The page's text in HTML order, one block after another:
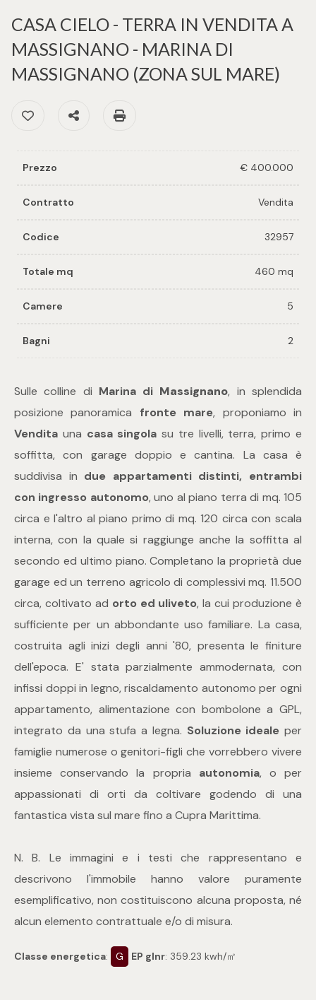
CASA CIELO - TERRA IN VENDITA A
MASSIGNANO - MARINA DI
MASSIGNANO (ZONA SUL MARE)
Preferiti: Cod. 32957
Condividi
Prezzo € 400.000
Contratto Vendita
Codice 32957
Totale mq 460 mq
Camere 5
Bagni 2
Sulle colline di Marina di Massignano, in splendida
posizione panoramica fronte mare, proponiamo in
Vendita una casa singola su tre livelli, terra, primo e
soffitta, con garage doppio e cantina. La casa è
suddivisa in due appartamenti distinti, entrambi
con ingresso autonomo, uno al piano terra di mq. 105
circa e l'altro al piano primo di mq. 120 circa con scala
interna, con la quale si raggiunge anche la soffitta al
secondo ed ultimo piano. Completano la proprietà due
garage ed un terreno agricolo di complessivi mq. 11.500
circa, coltivato ad orto ed uliveto, la cui produzione è
sufficiente per un abbondante uso familiare. La casa,
costruita agli inizi degli anni '80, presenta le finiture
dell'epoca. E' stata parzialmente ammodernata, con
infissi doppi in legno, riscaldamento autonomo per ogni
appartamento, alimentazione con bombolone a GPL,
integrato da una stufa a legna. Soluzione ideale per
famiglie numerose o genitori-figli che vorrebbero vivere
insieme conservando la propria autonomia, o per
appassionati di orti da coltivare godendo di una
fantastica vista sul mare fino a Cupra Marittima.
N. B. Le immagini e i testi che rappresentano e
descrivono l'immobile hanno valore puramente
esemplificativo, non costituiscono alcuna proposta, né
alcun elemento contrattuale e/o di misura.
Classe energetica: G EP glnr: 359.23 kwh/㎡
Richiedi
un
Provincia
Comune
Tipologia
multiscelta
Qualsiasi
Residenziali
Industriali
Terreni
Prezzo
Totale
mq
Locali
Qualsiasi
1